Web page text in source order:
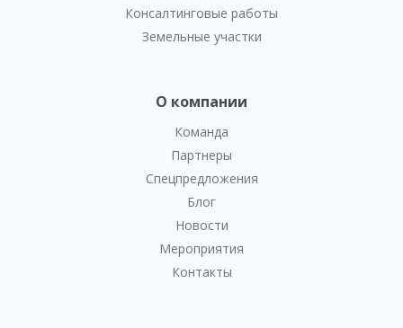
Консалтинговые работы
Земельные участки
О компании
Команда
Партнеры
Спецпредложения
Блог
Новости
Мероприятия
Контакты